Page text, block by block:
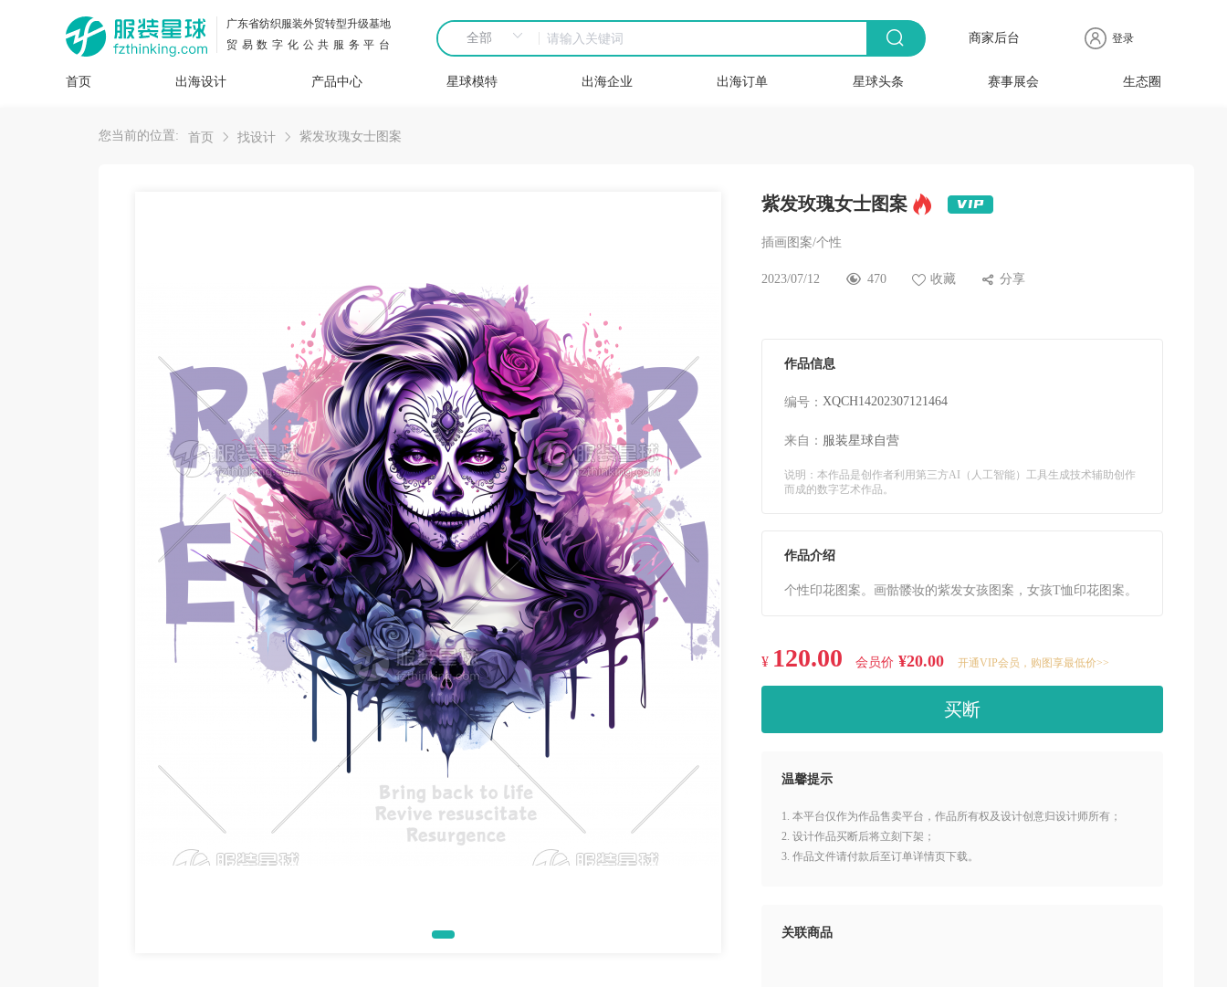
广东省纺织服装外贸转型升级基地
贸易数字化公共服务平台
商家后台 登录
首页 出海设计 产品中心 星球模特 出海企业 出海订单 星球头条 赛事展会 生态圈
您当前的位置: 首页 找设计 紫发玫瑰女士图案
紫发玫瑰女士图案
插画图案/个性
2023/07/12 470 收藏 分享
作品信息
编号： XQCH14202307121464
来自： 服装星球自营
说明：本作品是创作者利用第三方AI（人工智能）工具生成技术辅助创作
而成的数字艺术作品。
作品介绍
个性印花图案。画骷髅妆的紫发女孩图案，女孩T恤印花图案。
¥ 120.00 会员价 ¥20.00 开通VIP会员，购图享最低价>>
买断
温馨提示
1. 本平台仅作为作品售卖平台，作品所有权及设计创意归设计师所有；
2. 设计作品买断后将立刻下架；
3. 作品文件请付款后至订单详情页下载。
关联商品